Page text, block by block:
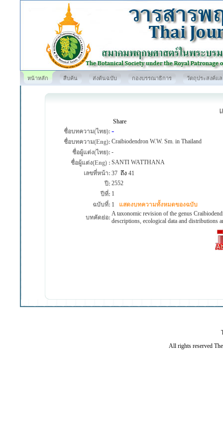
หน้าหลัก สืบค้น ส่งต้นฉบับ กองบรรณาธิการ วัตถุประสงค์แ
Share
ชื่อบทความ(ไทย): -
ชื่อบทความ(Eng): Craibiodendron W.W. Sm. in Thailand
ชื่อผู้แต่ง(ไทย): -
ชื่อผู้แต่ง(Eng) : SANTI WATTHANA
เลขที่หน้า: 37ถึง 41
ปี: 2552
ปีที่: 1
ฉบับที่: 1
แสดงบทความทั้งหมดของฉบับ
บทคัดย่อ:
A taxonomic revision of the genus
descriptions, ecological data and distributions
All rights reserved